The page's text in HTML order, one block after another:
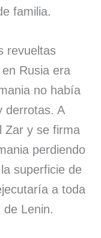
familia.
revueltas
Rusia era
no había
derrotas. A
Zar y se firma
perdiendo
superficie de
a toda
Lenin.